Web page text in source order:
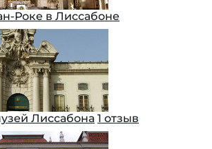
Роке в Лиссабоне
Лиссабона 1 отзыв